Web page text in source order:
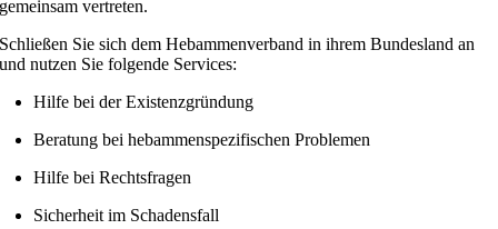
gemeinsam vertreten.
Schließen Sie sich dem Hebammenverband in ihrem Bundesland an
und nutzen Sie folgende Services:
Hilfe bei der Existenzgründung
Beratung bei hebammenspezifischen Problemen
Hilfe bei Rechtsfragen
Sicherheit im Schadensfall